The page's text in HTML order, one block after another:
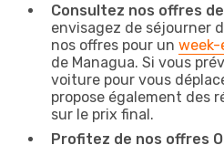
Consultez nos offres
envisagez de séjourner
nos offres pour un week-
de Managua. Si vous
voiture pour vous
propose également des
sur le prix final.
Profitez de nos offres